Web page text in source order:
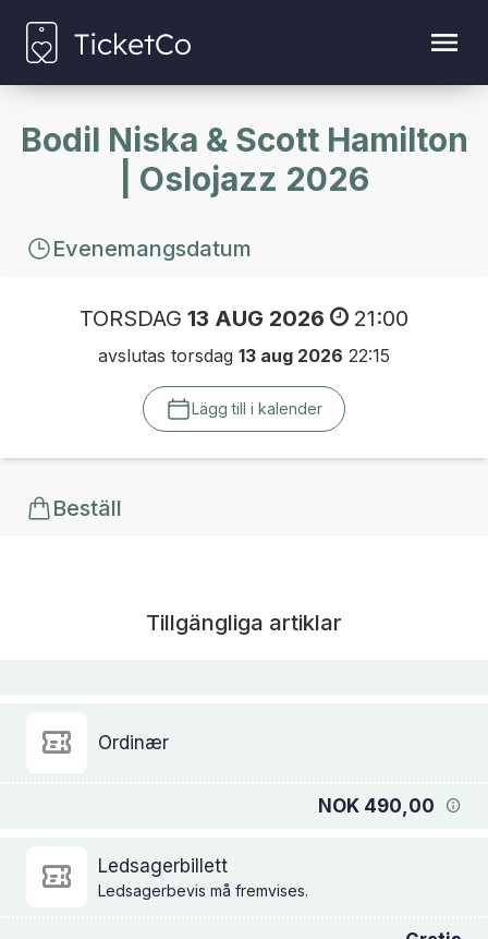
Bodil Niska & Scott Hamilton
| Oslojazz 2026
Evenemangsdatum
TORSDAG 13 AUG 2026 21:00
avslutas torsdag 13 aug 2026 22:15
Lägg till i kalender
Beställ
Tillgängliga artiklar
Ordinær
NOK 490,00
Ledsagerbillett
Ledsagerbevis må fremvises.